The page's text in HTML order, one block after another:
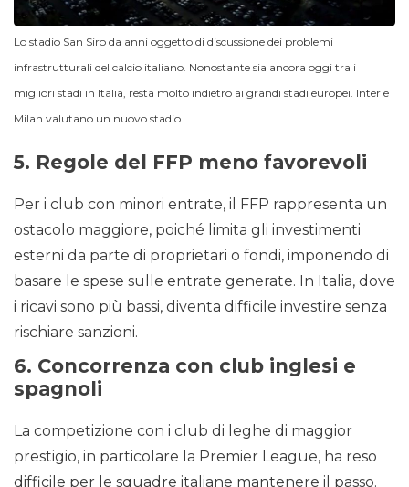
Lo stadio San Siro da anni oggetto di discussione dei problemi
infrastrutturali del calcio italiano. Nonostante sia ancora oggi tra i
migliori stadi in Italia, resta molto indietro ai grandi stadi europei. Inter e
Milan valutano un nuovo stadio.
5. Regole del FFP meno favorevoli
Per i club con minori entrate, il FFP rappresenta un
ostacolo maggiore, poiché limita gli investimenti
esterni da parte di proprietari o fondi, imponendo di
basare le spese sulle entrate generate. In Italia, dove
i ricavi sono più bassi, diventa difficile investire senza
rischiare sanzioni.
6. Concorrenza con club inglesi e
spagnoli
La competizione con i club di leghe di maggior
prestigio, in particolare la Premier League, ha reso
difficile per le squadre italiane mantenere il passo.